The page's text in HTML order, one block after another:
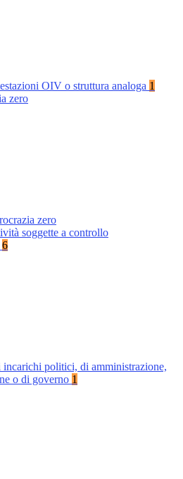
OIV o struttura analoga 1
zero
zero
soggette a controllo
6
politici, di amministrazione,
o di governo 1